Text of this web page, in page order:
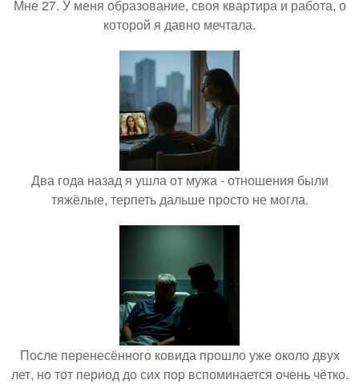
Мне 27. У меня образование, своя квартира и работа, о
которой я давно мечтала.
Два года назад я ушла от мужа - отношения были
тяжёлые, терпеть дальше просто не могла.
После перенесённого ковида прошло уже около двух
лет, но тот период до сих пор вспоминается очень чётко.